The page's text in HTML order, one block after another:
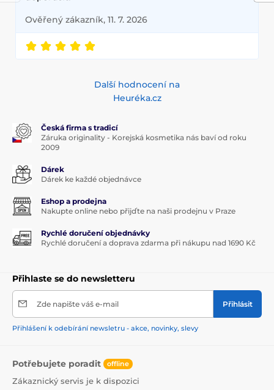
Ověřený zákazník, 11. 7. 2026
Další hodnocení na
Heuréka.cz
Česká firma s tradicí
Záruka originality - Korejská kosmetika nás baví od roku
2009
Dárek
Dárek ke každé objednávce
Eshop a prodejna
Nakupte online nebo přijďte na naši prodejnu v Praze
Rychlé doručení objednávky
Rychlé doručení a doprava zdarma při nákupu nad 1690 Kč
Přihlaste se do newsletteru
Zde napište váš e-mail Přihlásit
Přihlášení k odebírání newsletru - akce, novinky, slevy
Potřebujete poradit offline
Zákaznický servis je k dispozici